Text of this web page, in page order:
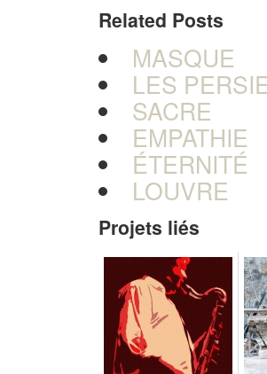
Related Posts
MASQUE
LES
SACRE
EMPATHIE
ÉTERNITÉ
LOUVRE
Projets liés